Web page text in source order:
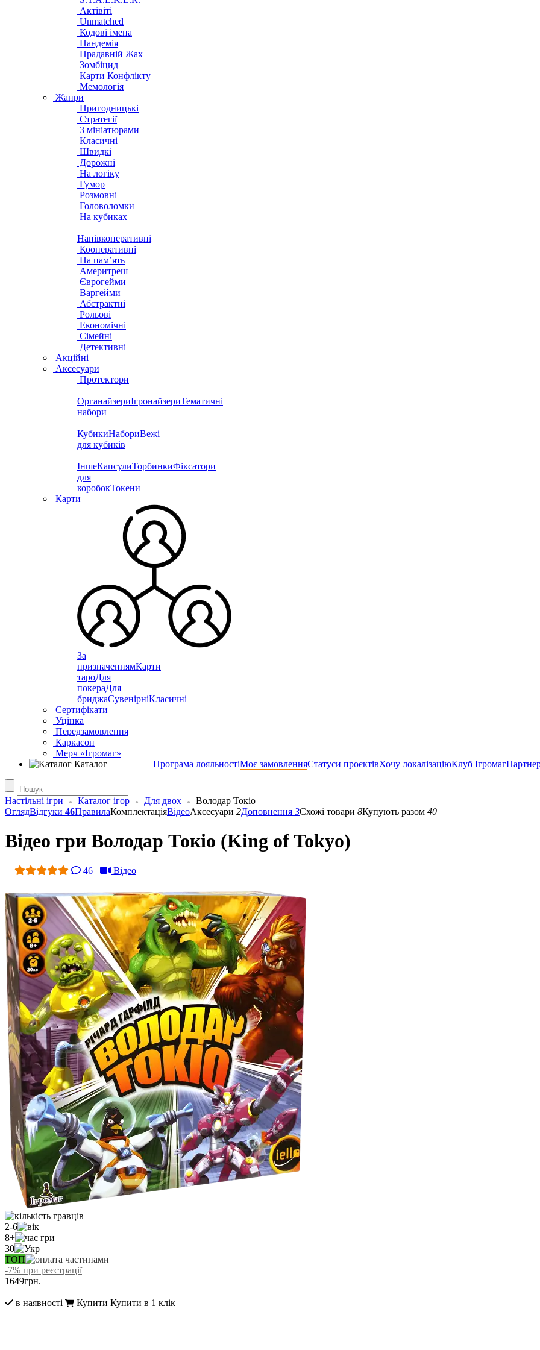
Актівіті
Unmatched
Кодові імена
Пандемія
Прадавній Жах
Зомбіцид
Карти Конфлікту
Мемологія
Жанри
Пригодницькі
Стратегії
З мініатюрами
Класичні
Швидкі
Дорожні
На логіку
Гумор
Розмовні
Головоломки
На кубиках
Напівкоперативні
Кооперативні
На пам’ять
Америтреш
Єврогейми
Варгейми
Абстрактні
Рольові
Економічні
Сімейні
Детективні
Акційні
Аксесуари
Протектори
ОрганайзериІгронайзериТематичні
набори
КубикиНабориВежі
для кубиків
ІншеКапсулиТорбинкиФіксатори
для
коробокТокени
Карти
За
призначеннямКарти
тароДля
покераДля
бриджаСувенірніКласичні
Сертифікати
Уцінка
Передзамовлення
Каркасон
Мерч «Ігромаг»
Каталог
Програма лояльностіМоє замовленняСтатуси проєктівХочу локалізаціюКлуб Ігромаг
Настільні ігри Каталог ігор Для двох
Володар Токіо
ОглядВідгуки 46ПравилаКомплектаціяВідеоАксесуари 2Доповнення 3Схожі товари 8Купують разом 40
Відео гри Володар Токіо (King of Tokyo)
46 Відео
2-6
8+
30
ТОП
-7% при реєстрації
1649грн.
в наявності Купити Купити в 1 клік